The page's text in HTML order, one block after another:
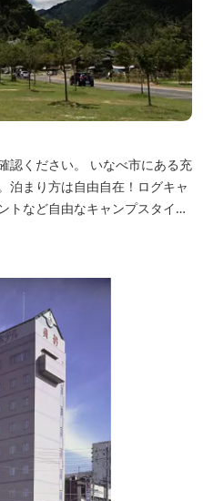
いなべ市にある充
泊まり方は自由自在！ログキャ
トなど自由なキャンプスタイル
スがありますので、雨や風の
ただけます。日帰り利用、団